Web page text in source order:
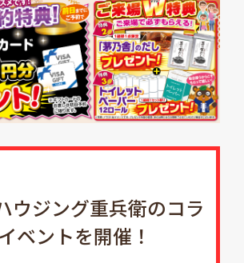
ウジング重兵衛のコラ
ベントを開催！